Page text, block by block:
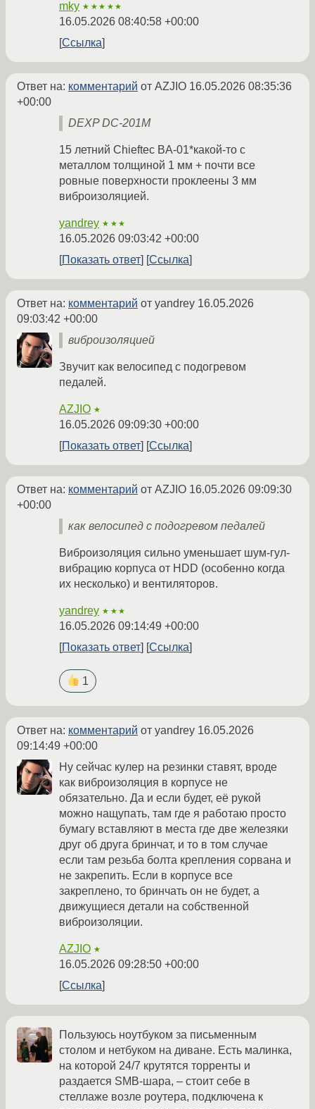
mky ★★★★★
16.05.2026 08:40:58 +00:00
Ссылка
Ответ на: комментарий от AZJIO 16.05.2026 08:35:36
+00:00
DEXP DC-201M
15 летний Chieftec BA-01*какой-то с
металлом толщиной 1 мм + почти все
ровные поверхности проклеены 3 мм
виброизоляцией.
yandrey ★★★
16.05.2026 09:03:42 +00:00
Показать ответ
Ссылка
Ответ на: комментарий от yandrey 16.05.2026
09:03:42 +00:00
виброизоляцией
Звучит как велосипед с подогревом
педалей.
AZJIO ★
16.05.2026 09:09:30 +00:00
Показать ответ
Ссылка
Ответ на: комментарий от AZJIO 16.05.2026 09:09:30
+00:00
как велосипед с подогревом педалей
Виброизоляция сильно уменьшает шум-гул-
вибрацию корпуса от HDD (особенно когда
их несколько) и вентиляторов.
yandrey ★★★
16.05.2026 09:14:49 +00:00
Показать ответ
Ссылка
1
Ответ на: комментарий от yandrey 16.05.2026
09:14:49 +00:00
Ну сейчас кулер на резинки ставят, вроде
как виброизоляция в корпусе не
обязательно. Да и если будет, её рукой
можно нащупать, там где я работаю просто
бумагу вставляют в места где две железяки
друг об друга бринчат, и то в том случае
если там резьба болта крепления сорвана и
не закрепить. Если в корпусе все
закреплено, то бринчать он не будет, а
движущиеся детали на собственной
виброизоляции.
AZJIO ★
16.05.2026 09:28:50 +00:00
Ссылка
Пользуюсь ноутбуком за письменным
столом и нетбуком на диване. Есть малинка,
на которой 24/7 крутятся торренты и
раздается SMB-шара, – стоит себе в
стеллаже возле роутера, подключена к